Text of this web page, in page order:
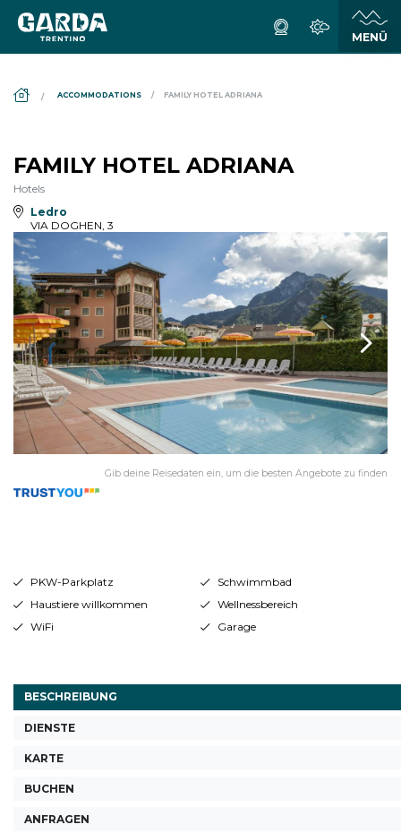
ACCOMMODATIONS FAMILY HOTEL ADRIANA
FAMILY HOTEL ADRIANA
Hotels
Ledro
VIA DOGHEN, 3
Gib deine Reisedaten ein, um die besten Angebote zu finden
PKW-Parkplatz
Schwimmbad
Haustiere willkommen
Wellnessbereich
WiFi
Garage
BESCHREIBUNG
DIENSTE
KARTE
BUCHEN
ANFRAGEN